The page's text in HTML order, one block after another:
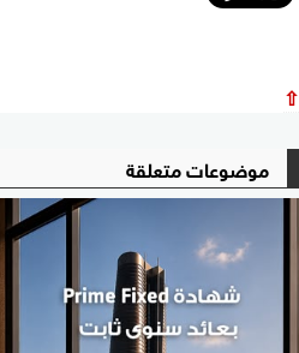
⇧
موضوعات متعلقة